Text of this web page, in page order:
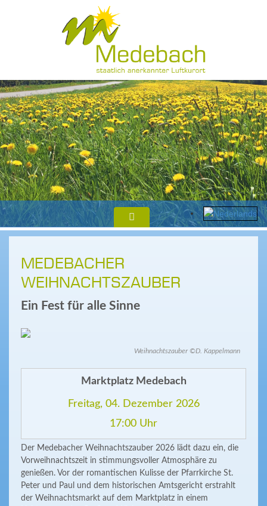
MEDEBACHER
WEIHNACHTSZAUBER
Ein Fest für alle Sinne
Weihnachtszauber ©D. Kappelmann
Marktplatz Medebach
Freitag, 04. Dezember 2026
17:00 Uhr
Der Medebacher Weihnachtszauber 2026 lädt dazu ein, die
Vorweihnachtszeit in stimmungsvoller Atmosphäre zu
genießen. Vor der romantischen Kulisse der Pfarrkirche St.
Peter und Paul und dem historischen Amtsgericht erstrahlt
der Weihnachtsmarkt auf dem Marktplatz in einem